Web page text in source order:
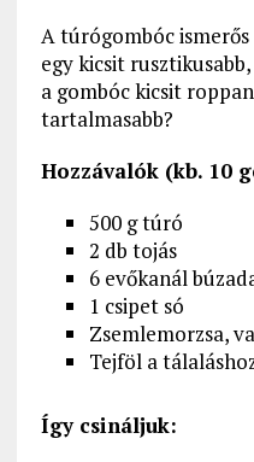
A túrógombóc
egy kicsit
a gombóc kicsit
tartalmasabb?
Hozzávalók (kb. 10
500 g túró
2 db tojás
6 evőkanál
1 csipet só
Zsemlemorzsa,
Tejföl a
Így csináljuk: